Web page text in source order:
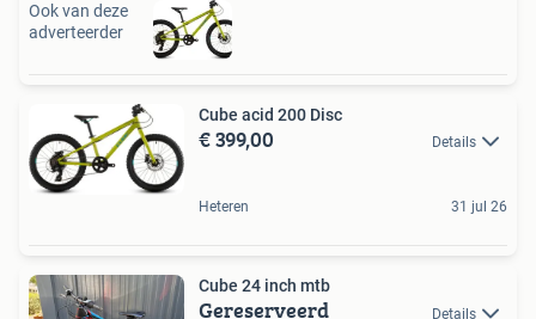
Ook van deze
adverteerder
Cube acid 200 Disc
€ 399,00 Details
Heteren 31 jul 26
Cube 24 inch mtb
Gereserveerd Details